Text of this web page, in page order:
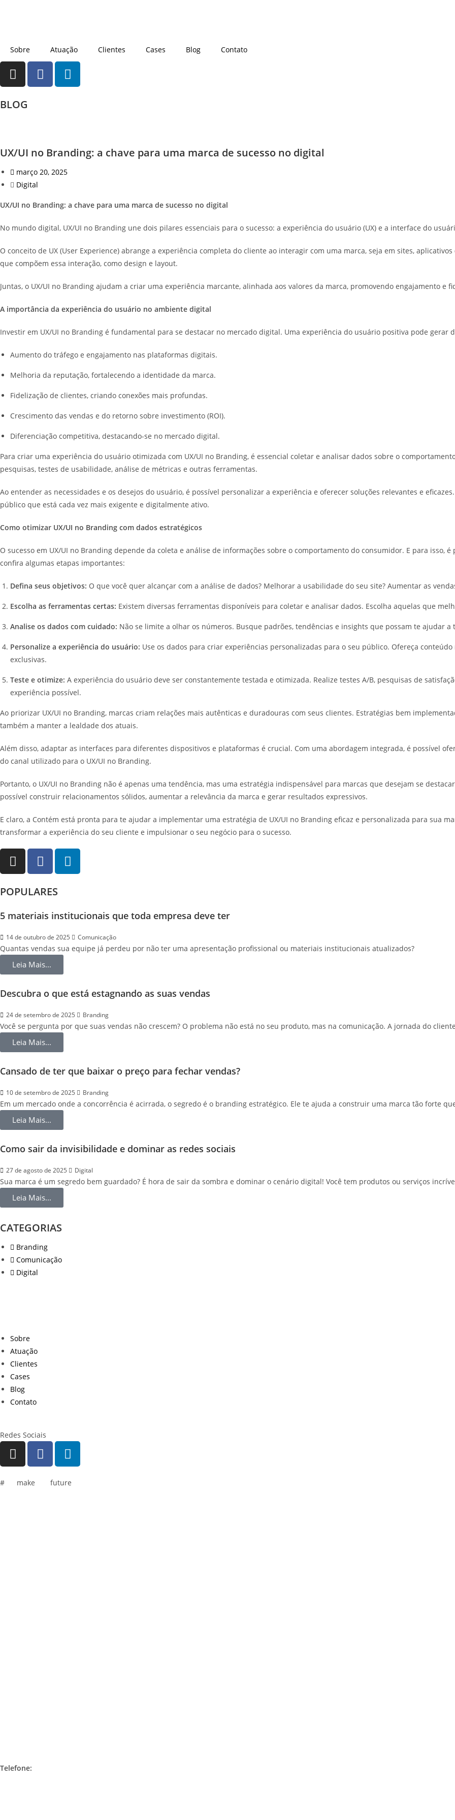
Sobre Atuação Clientes Cases Blog Contato
BLOG
UX/UI no Branding: a chave para uma marca de sucesso no digital
março 20, 2025
Digital
UX/UI no Branding: a chave para uma marca de sucesso no digital
No mundo digital, UX/UI no Branding une dois pilares essenciais para o sucesso: a experiência do usuário (UX) e a interface do
O conceito de UX (User Experience) abrange a experiência completa do cliente ao interagir com uma marca, seja em sites,
que compõem essa interação, como design e layout.
Juntas, o UX/UI no Branding ajudam a criar uma experiência marcante, alinhada aos valores da marca, promovendo engajamento e
A importância da experiência do usuário no ambiente digital
Investir em UX/UI no Branding é fundamental para se destacar no mercado digital. Uma experiência do usuário positiva pode gerar
Aumento do tráfego e engajamento nas plataformas digitais.
Melhoria da reputação, fortalecendo a identidade da marca.
Fidelização de clientes, criando conexões mais profundas.
Crescimento das vendas e do retorno sobre investimento (ROI).
Diferenciação competitiva, destacando-se no mercado digital.
Para criar uma experiência do usuário otimizada com UX/UI no Branding, é essencial coletar e analisar dados sobre o
pesquisas, testes de usabilidade, análise de métricas e outras ferramentas.
Ao entender as necessidades e os desejos do usuário, é possível personalizar a experiência e oferecer soluções relevantes e
público que está cada vez mais exigente e digitalmente ativo.
Como otimizar UX/UI no Branding com dados estratégicos
O sucesso em UX/UI no Branding depende da coleta e análise de informações sobre o comportamento do consumidor. E para isso, é
confira algumas etapas importantes:
Defina seus objetivos: O que você quer alcançar com a análise de dados? Melhorar a usabilidade do seu site? Aumentar as
Escolha as ferramentas certas: Existem diversas ferramentas disponíveis para coletar e analisar dados. Escolha aquelas que
Analise os dados com cuidado: Não se limite a olhar os números. Busque padrões, tendências e insights que possam te ajudar
Personalize a experiência do usuário: Use os dados para criar experiências personalizadas para o seu público. Ofereça
exclusivas.
Teste e otimize: A experiência do usuário deve ser constantemente testada e otimizada. Realize testes A/B, pesquisas de
experiência possível.
Ao priorizar UX/UI no Branding, marcas criam relações mais autênticas e duradouras com seus clientes. Estratégias bem
também a manter a lealdade dos atuais.
Além disso, adaptar as interfaces para diferentes dispositivos e plataformas é crucial. Com uma abordagem integrada, é possível
do canal utilizado para o UX/UI no Branding.
Portanto, o UX/UI no Branding não é apenas uma tendência, mas uma estratégia indispensável para marcas que desejam se
possível construir relacionamentos sólidos, aumentar a relevância da marca e gerar resultados expressivos.
E claro, a Contém está pronta para te ajudar a implementar uma estratégia de UX/UI no Branding eficaz e personalizada para sua
transformar a experiência do seu cliente e impulsionar o seu negócio para o sucesso.
POPULARES
5 materiais institucionais que toda empresa deve ter
14 de outubro de 2025 Comunicação
Quantas vendas sua equipe já perdeu por não ter uma apresentação profissional ou materiais institucionais atualizados?
Leia Mais...
Descubra o que está estagnando as suas vendas
24 de setembro de 2025 Branding
Você se pergunta por que suas vendas não crescem? O problema não está no seu produto, mas na comunicação. A jornada do
Leia Mais...
Cansado de ter que baixar o preço para fechar vendas?
10 de setembro de 2025 Branding
Em um mercado onde a concorrência é acirrada, o segredo é o branding estratégico. Ele te ajuda a construir uma marca tão forte
Leia Mais...
Como sair da invisibilidade e dominar as redes sociais
27 de agosto de 2025 Digital
Sua marca é um segredo bem guardado? É hora de sair da sombra e dominar o cenário digital! Você tem produtos ou serviços
Leia Mais...
CATEGORIAS
Branding
Comunicação
Digital
Sobre
Atuação
Clientes
Cases
Blog
Contato
Redes Sociais
# make future
Telefone: